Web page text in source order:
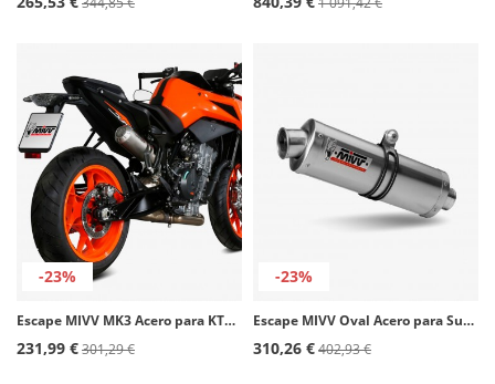
-23%
Escape MIVV MK3 Acero para KTM 790 Duke (18-26), 890 Duke (20-24) KT.020.SM3X
231,99 €301,29 €
-23%
Escape MIVV Oval Acero para Suzuki SV 650 / S / X (03) S.010.LX1
310,26 €402,93 €